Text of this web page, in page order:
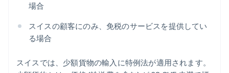
場合
スイスの顧客にのみ、免税のサービスを提供してい
る場合
スイスでは、少額貨物の輸入に特例法が適用されます。